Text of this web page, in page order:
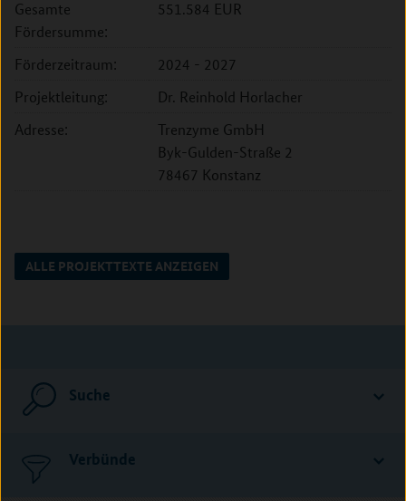
Gesamte
Fördersumme:
551.584 EUR
Förderzeitraum:
2024 - 2027
Projektleitung:
Dr. Reinhold Horlacher
Adresse:
Trenzyme GmbH
Byk-Gulden-Straße 2
78467 Konstanz
ALLE PROJEKTTEXTE ANZEIGEN
Suche
Verbünde